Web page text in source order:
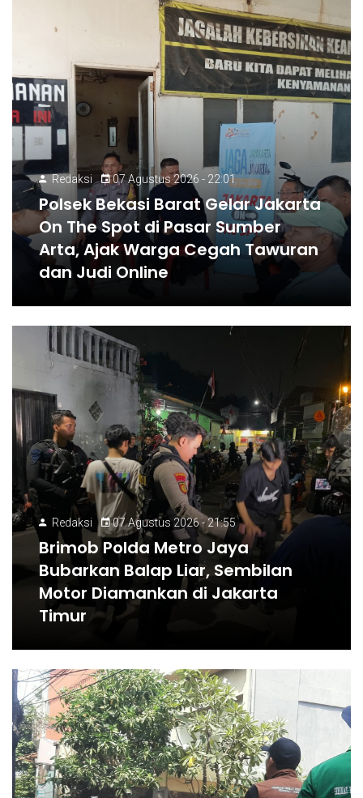
Redaksi 07 Agustus 2026 - 22:01
Polsek Bekasi Barat Gelar Jakarta
On The Spot di Pasar Sumber
Arta, Ajak Warga Cegah Tawuran
dan Judi Online
Redaksi 07 Agustus 2026 - 21:55
Brimob Polda Metro Jaya
Bubarkan Balap Liar, Sembilan
Motor Diamankan di Jakarta
Timur